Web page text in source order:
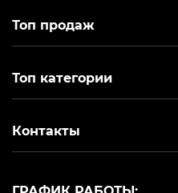
Топ продаж
Топ категории
Контакты